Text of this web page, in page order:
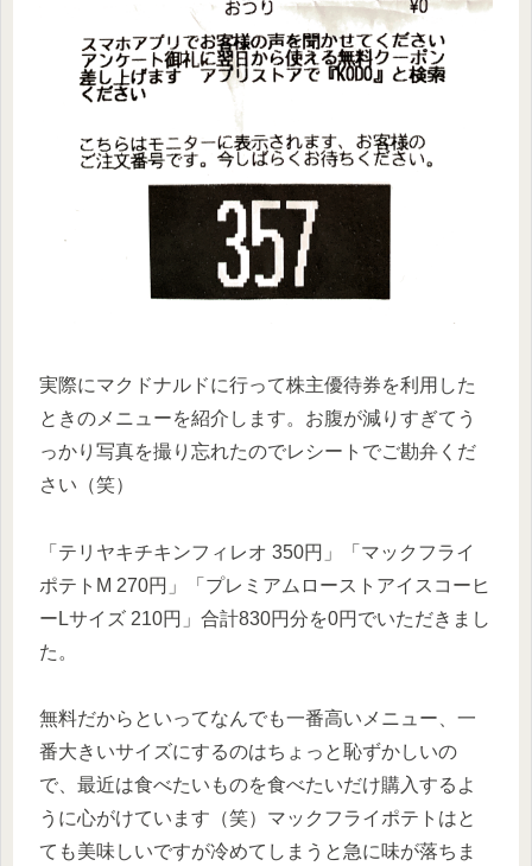
実際にマクドナルドに行って株主優待券を利用した
ときのメニューを紹介します。お腹が減りすぎてう
っかり写真を撮り忘れたのでレシートでご勘弁くだ
さい（笑）
「テリヤキチキンフィレオ 350円」「マックフライ
ポテトM 270円」「プレミアムローストアイスコーヒ
ーLサイズ 210円」合計830円分を0円でいただきまし
た。
無料だからといってなんでも一番高いメニュー、一
番大きいサイズにするのはちょっと恥ずかしいの
で、最近は食べたいものを食べたいだけ購入するよ
うに心がけています（笑）マックフライポテトはと
ても美味しいですが冷めてしまうと急に味が落ちま